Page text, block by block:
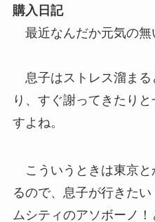
購入日記
最近なんだか元気の無
息子はストレス溜まる
り、すぐ謝ってきたり
すよね。
こういうときは東京と
るので、息子が行きた
ムシティのアソボーノ